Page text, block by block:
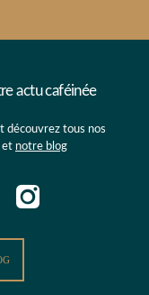
actu caféinée
découvrez tous nos
et notre blog